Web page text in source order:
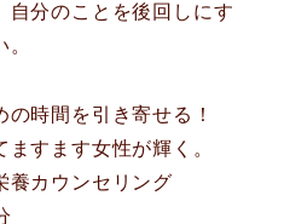
自分のことを後回しにす
時間を引き寄せる！
すます女性が輝く。
養カウンセリング